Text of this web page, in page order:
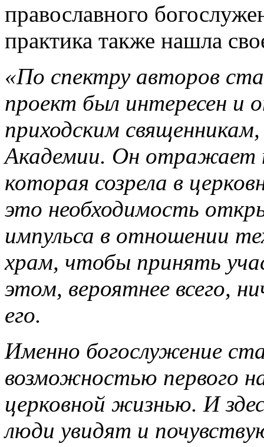
православного
практика также нашла
«По спектру авторов
проект был интересен
приходским
Академии. Он отражает
которая созрела в
это необходимость
импульса в отношении
храм, чтобы принять
этом, вероятнее всего,
его.
Именно богослужение
возможностью первого
церковной жизнью. И
люди увидят и